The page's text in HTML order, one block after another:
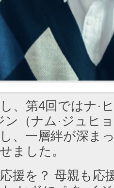
、第4回ではナ·
ン（ナム·ジュヒ
、一層絆が深ま
ました。
応援を？ 母親も応